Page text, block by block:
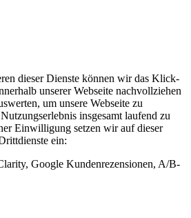
dieser Dienste können wir das Klick-
unserer Webseite nachvollziehen
um unsere Webseite zu
insgesamt laufend zu
Einwilligung setzen wir auf dieser
ein:
Google Kundenrezensionen, A/B-